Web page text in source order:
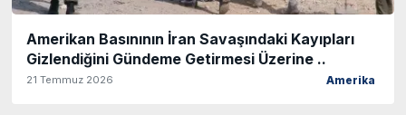
Amerikan Basınının İran Savaşındaki Kayıpları
Gizlendiğini Gündeme Getirmesi Üzerine ..
21 Temmuz 2026 Amerika